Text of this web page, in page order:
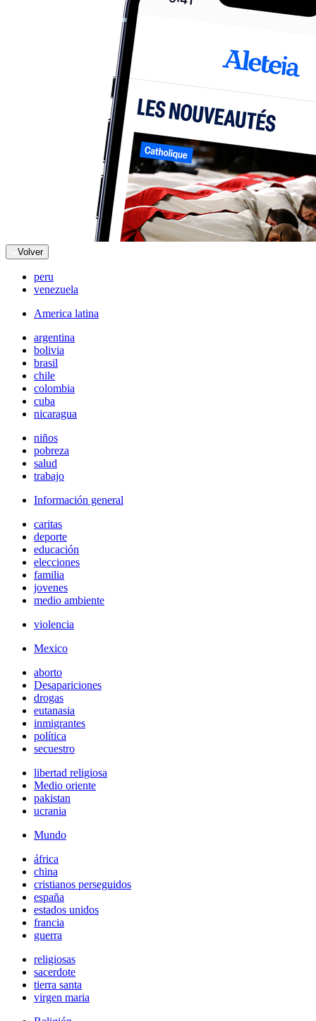
Volver
peru
venezuela
America latina
argentina
bolivia
brasil
chile
colombia
cuba
nicaragua
niños
pobreza
salud
trabajo
Información general
caritas
deporte
educación
elecciones
familia
jovenes
medio ambiente
violencia
Mexico
aborto
Desapariciones
drogas
eutanasia
inmigrantes
política
secuestro
libertad religiosa
Medio oriente
pakistan
ucrania
Mundo
áfrica
china
cristianos perseguidos
españa
estados unidos
francia
guerra
religiosas
sacerdote
tierra santa
virgen maria